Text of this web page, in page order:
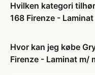
Hvilken kategori
168 Firenze -
Hvor kan jeg købe
Firenze - Laminat